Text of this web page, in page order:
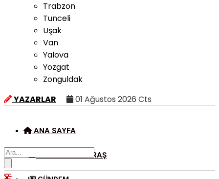
Trabzon
Tunceli
Uşak
Van
Yalova
Yozgat
Zonguldak
YAZARLAR
01 Ağustos 2026 Cts
ANA SAYFA
KAHRAMANMARAŞ